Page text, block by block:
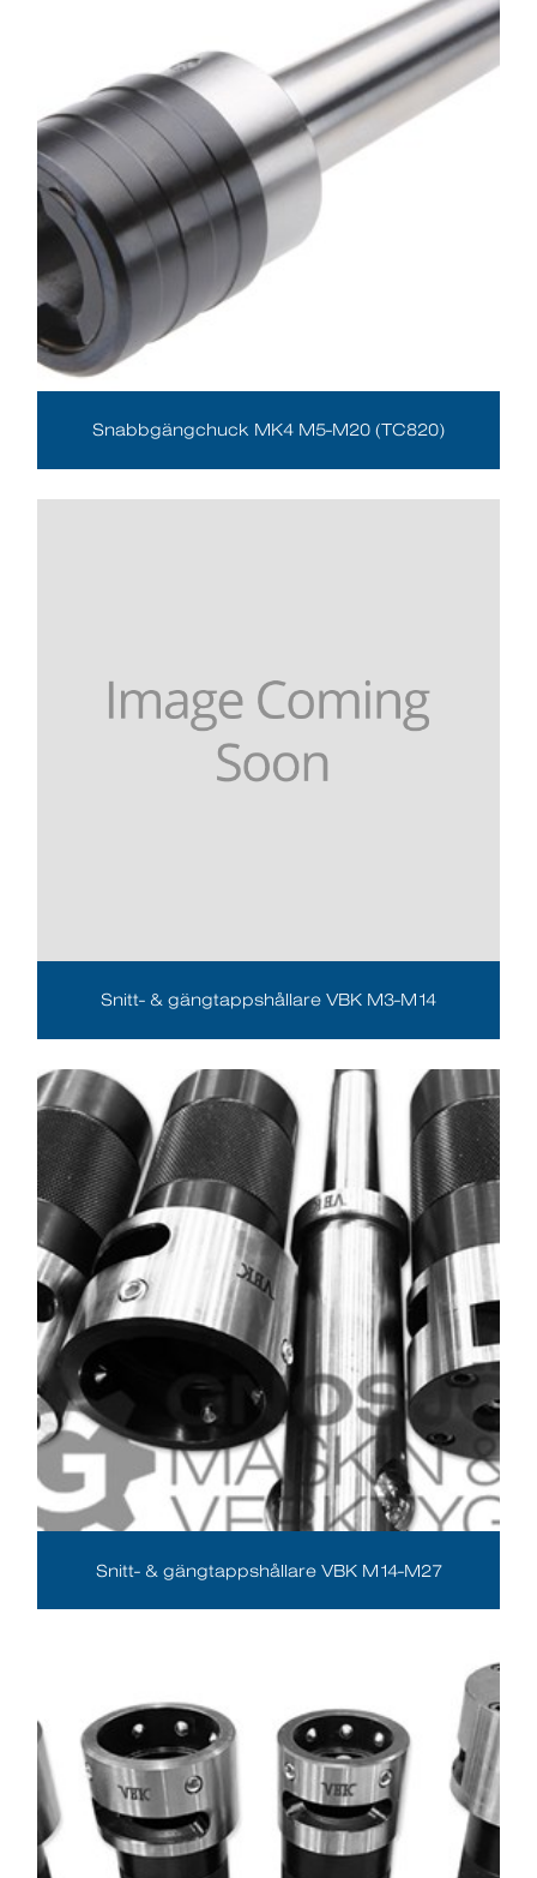
Snabbgängchuck MK4 M5-M20 (TC820)
Snitt- & gängtappshållare VBK M3-M14
Snitt- & gängtappshållare VBK M14-M27